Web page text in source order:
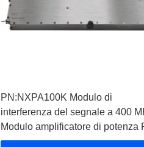
PN:NXPA100K Modulo di
interferenza del segnale a 400
Modulo amplificatore di potenza
banda larga